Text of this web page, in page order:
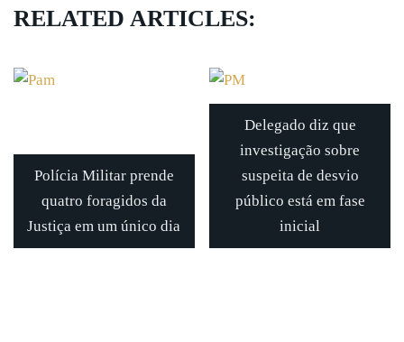
RELATED ARTICLES:
Polícia Militar prende
quatro foragidos da
Justiça em um único dia
Delegado diz que
investigação sobre
suspeita de desvio
público está em fase
inicial